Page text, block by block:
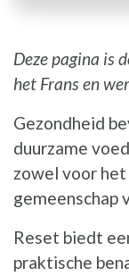
Deze pagina is
het Frans en
Gezondheid
duurzame
zowel voor
gemeenschap
Reset biedt
praktische